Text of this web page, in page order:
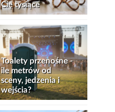
Cię tysiące
Toalety przenośne -
ile metrów od
sceny, jedzenia i
wejścia?